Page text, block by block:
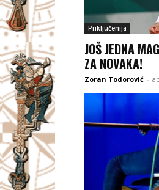
Priključenija
JOŠ JEDNA
ZA NOVAKA!
Zoran Todorović -